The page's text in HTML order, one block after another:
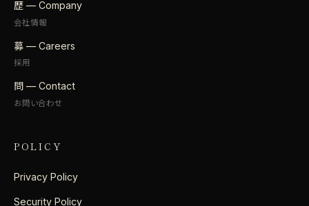
歴 — Company
会社情報
募 — Careers
採用
問 — Contact
お問い合わせ
POLICY
Privacy Policy
Security Policy